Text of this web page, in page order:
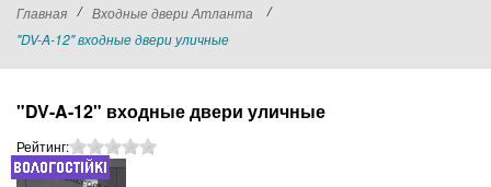
Главная / Входные двери Атланта
/
"DV-A-12" входные двери уличные
"DV-A-12" входные двери уличные
Рейтинг: